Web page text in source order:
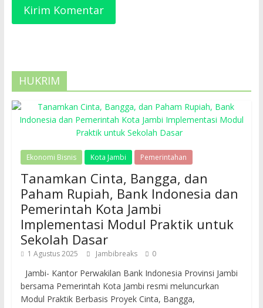
HUKRIM
Ekonomi Bisnis Kota Jambi Pemerintahan
Tanamkan Cinta, Bangga, dan
Paham Rupiah, Bank Indonesia dan
Pemerintah Kota Jambi
Implementasi Modul Praktik untuk
Sekolah Dasar
1 Agustus 2025 Jambibreaks 0
Jambi- Kantor Perwakilan Bank Indonesia Provinsi Jambi
bersama Pemerintah Kota Jambi resmi meluncurkan
Modul Praktik Berbasis Proyek Cinta, Bangga,